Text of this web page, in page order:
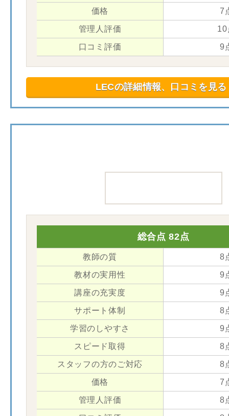
価格 7
管理人評価 10
口コミ評価 9
LECの詳細情報、口コミを見る
総合点 82点
教師の質 8
教材の実用性 9
講座の充実度 9
サポート体制 8
学習のしやすさ 9
スピード取得 8
スタッフの方のご対応 8
価格 7
管理人評価 8